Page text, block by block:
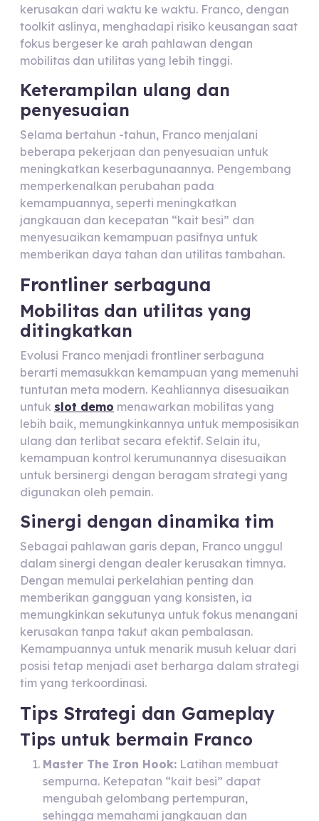
kerusakan dari waktu ke waktu. Franco, dengan
toolkit aslinya, menghadapi risiko keusangan saat
fokus bergeser ke arah pahlawan dengan
mobilitas dan utilitas yang lebih tinggi.
Keterampilan ulang dan
penyesuaian
Selama bertahun -tahun, Franco menjalani
beberapa pekerjaan dan penyesuaian untuk
meningkatkan keserbagunaannya. Pengembang
memperkenalkan perubahan pada
kemampuannya, seperti meningkatkan
jangkauan dan kecepatan “kait besi” dan
menyesuaikan kemampuan pasifnya untuk
memberikan daya tahan dan utilitas tambahan.
Frontliner serbaguna
Mobilitas dan utilitas yang
ditingkatkan
Evolusi Franco menjadi frontliner serbaguna
berarti memasukkan kemampuan yang memenuhi
tuntutan meta modern. Keahliannya disesuaikan
untuk slot demo menawarkan mobilitas yang
lebih baik, memungkinkannya untuk memposisikan
ulang dan terlibat secara efektif. Selain itu,
kemampuan kontrol kerumunannya disesuaikan
untuk bersinergi dengan beragam strategi yang
digunakan oleh pemain.
Sinergi dengan dinamika tim
Sebagai pahlawan garis depan, Franco unggul
dalam sinergi dengan dealer kerusakan timnya.
Dengan memulai perkelahian penting dan
memberikan gangguan yang konsisten, ia
memungkinkan sekutunya untuk fokus menangani
kerusakan tanpa takut akan pembalasan.
Kemampuannya untuk menarik musuh keluar dari
posisi tetap menjadi aset berharga dalam strategi
tim yang terkoordinasi.
Tips Strategi dan Gameplay
Tips untuk bermain Franco
Master The Iron Hook: Latihan membuat
sempurna. Ketepatan “kait besi” dapat
mengubah gelombang pertempuran,
sehingga memahami jangkauan dan